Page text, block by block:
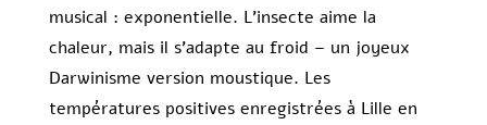
musical : exponentielle. L’insecte aime la
chaleur, mais il s’adapte au froid – un joyeux
Darwinisme version moustique. Les
températures positives enregistrées à Lille en